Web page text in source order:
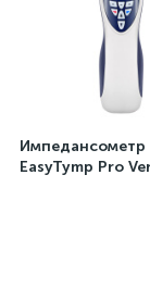
Импедансометр
EasyTymp Pro